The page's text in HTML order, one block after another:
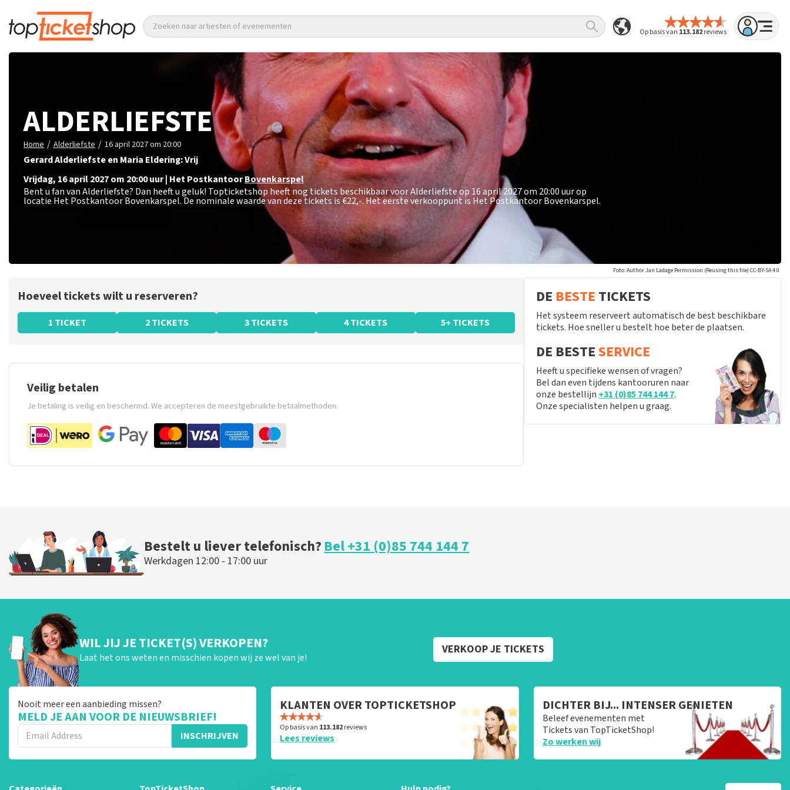
Op basis van 113.182reviews
Zoeken naar artiesten of evenementen
ALDERLIEFSTE
Home / Alderliefste / 16 april 2027 om 20:00
Gerard Alderliefste en Maria Eldering: Vrij
vrijdag, 16 april 2027 om 20:00uur| Het PostkantoorBovenkarspel
Bent u fan van Alderliefste? Dan heeft u geluk! Topticketshop heeft nog tickets beschikbaar voor Alderliefste op 16 april 2027 om 20:00 uur op
locatie Het Postkantoor Bovenkarspel. De nominale waarde van deze tickets is€22,-. Het eerste verkooppunt is Het Postkantoor Bovenkarspel.
Foto: Author Jan Ladage Permission (Reusing this file) CC-BY-SA 4.0
Hoeveel tickets wilt u reserveren?
1 TICKET 2 TICKETS 3 TICKETS 4 TICKETS 5+ TICKETS
Veilig betalen
Je betaling is veilig en beschermd. We accepteren de meestgebruikte betaalmethoden.
DE BESTE TICKETS
Het systeem reserveert automatisch de best beschikbare
tickets. Hoe sneller u bestelt hoe beter de plaatsen.
DE BESTESERVICE
Heeft u specifieke wensen of vragen?
Bel dan even tijdens kantooruren naar
onze bestellijn +31 (0)85 744 144 7.
Onze specialisten helpen u graag.
Bestelt u liever telefonisch?Bel +31 (0)85 744 144 7
Werkdagen 12:00 - 17:00 uur
WIL JIJ JE TICKET(S) VERKOPEN?
Laat het ons weten en misschien kopen wij ze wel van je!
VERKOOP JE TICKETS
Nooit meer een aanbieding missen?
MELD JE AAN VOOR DE NIEUWSBRIEF!
INSCHRIJVEN
KLANTEN OVER TOPTICKETSHOP
Op basis van 113.182reviews
Lees reviews
DICHTER BIJ... INTENSER GENIETEN
Beleef evenementen met
Tickets van TopTicketShop!
Zo werken wij